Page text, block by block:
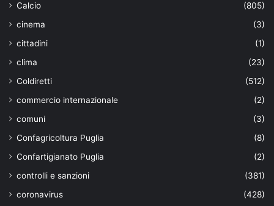
Calcio
(805)
cinema
(3)
cittadini
(1)
clima
(23)
Coldiretti
(512)
commercio internazionale
(2)
comuni
(3)
Confagricoltura Puglia
(8)
Confartigianato Puglia
(2)
controlli e sanzioni
(381)
coronavirus
(428)